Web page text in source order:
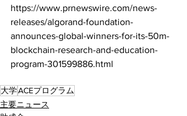
https://www.prnewswire.com/news-
releases/algorand-foundation-
announces-global-winners-for-its-50m-
blockchain-research-and-education-
program-301599886.html
大学ACEプログラム
主要ニュース